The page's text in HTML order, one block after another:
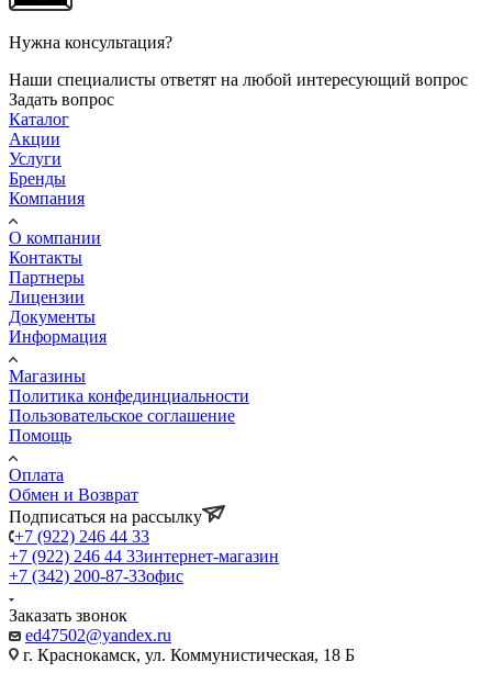
Нужна консультация?
Наши специалисты ответят на любой интересующий вопрос
Задать вопрос
Каталог
Акции
Услуги
Бренды
Компания
О компании
Контакты
Партнеры
Лицензии
Документы
Информация
Магазины
Политика конфединциальности
Пользовательское соглашение
Помощь
Оплата
Обмен и Возврат
Подписаться на рассылку
+7 (922) 246 44 33
+7 (922) 246 44 33интернет-магазин
+7 (342) 200-87-33офис
Заказать звонок
ed47502@yandex.ru
г. Краснокамск, ул. Коммунистическая, 18 Б